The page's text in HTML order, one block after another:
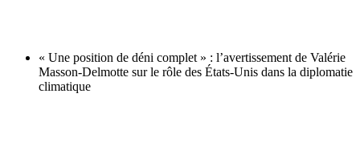
« Une position de déni complet » : l’avertissement de Valérie
Masson-Delmotte sur le rôle des États-Unis dans la diplomatie
climatique